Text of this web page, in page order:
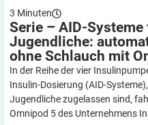
3 Minuten
Serie – AID-Systeme
Jugendliche:
ohne Schlauch mit
In der Reihe der vier
Insulin-Dosierung (AID-
Jugendliche zugelassen sind,
Omnipod 5 des Unternehmens